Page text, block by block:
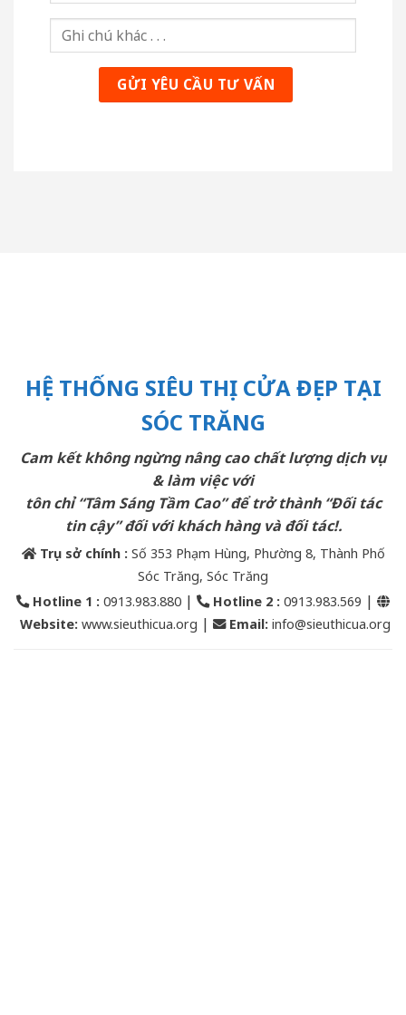
HỆ THỐNG SIÊU THỊ CỬA ĐẸP TẠI
SÓC TRĂNG
Cam kết không ngừng nâng cao chất lượng dịch vụ
& làm việc với
tôn chỉ “Tâm Sáng Tầm Cao” để trở thành “Đối tác
tin cậy” đối với khách hàng và đối tác!.
Trụ sở chính : Số 353 Phạm Hùng, Phường 8, Thành Phố
Sóc Trăng, Sóc Trăng
Hotline 1 : 0913.983.880 | Hotline 2 : 0913.983.569 |
Website: www.sieuthicua.org | Email: info@sieuthicua.org